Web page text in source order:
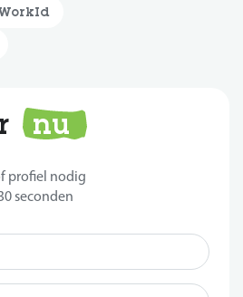
nu
profiel nodig
seconden